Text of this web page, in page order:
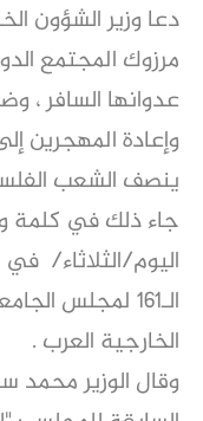
دعا وزير الشؤون
مرزوك المجتمع
عدوانها السافر ،
وإعادة المهجرين
ينصف الشعب
جاء ذلك في كلمة
اليوم/الثلاثاء/ في
الـ161 لمجلس
الخارجية العرب .
وقال الوزير محمد